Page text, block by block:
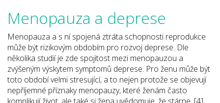
Menopauza a deprese
Menopauza a s ní spojená ztráta schopnosti reprodukce
může být rizikovým obdobím pro rozvoj deprese. Dle
několika studií je zde spojitost mezi menopauzou a
zvýšeným výskytem symptomů deprese. Pro ženu může být
toto období velmi stresující, a to nejen protože se objevují
nepříjemné příznaky menopauzy, které ženám často